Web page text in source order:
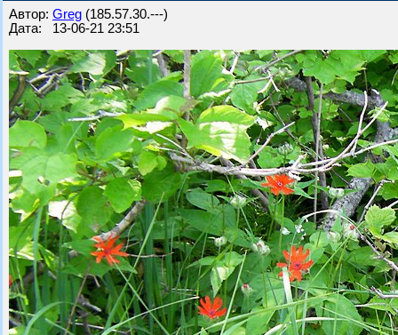
Автор: Greg (185.57.30.---)
Дата: 13-06-21 23:51